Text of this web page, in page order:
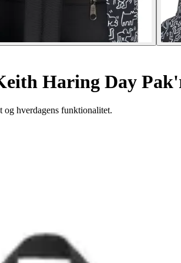
Haring Day
hverdagens funktionalitet.